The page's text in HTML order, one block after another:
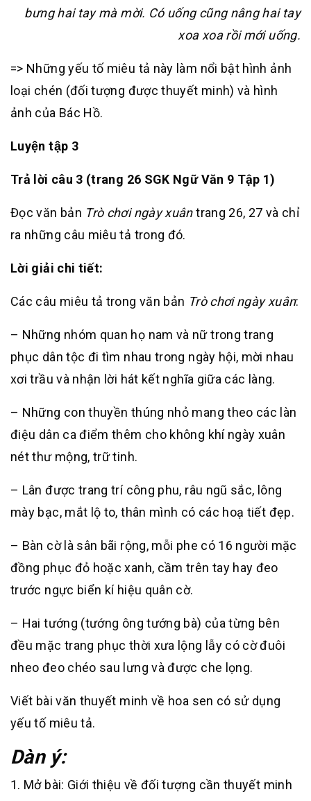
bưng hai tay mà mời. Có uống cũng nâng hai tay
xoa xoa rồi mới uống.
=> Những yếu tố miêu tả này làm nổi bật hình ảnh
loại chén (đối tượng được thuyết minh) và hình
ảnh của Bác Hồ.
Luyện tập 3
Trả lời câu 3 (trang 26 SGK Ngữ Văn 9 Tập 1)
Đọc văn bản Trò chơi ngày xuântrang 26, 27 và chỉ
ra những câu miêu tả trong đó.
Lời giải chi tiết:
Các câu miêu tả trong văn bản Trò chơi ngày xuân:
– Những nhóm quan họ nam và nữ trong trang
phục dân tộc đi tìm nhau trong ngày hội, mời nhau
xơi trầu và nhận lời hát kết nghĩa giữa các làng.
– Những con thuyền thúng nhỏ mang theo các làn
điệu dân ca điểm thêm cho không khí ngày xuân
nét thư mộng, trữ tinh.
– Lân được trang trí công phu, râu ngũ sắc, lông
mày bạc, mắt lộ to, thân mình có các hoạ tiết đẹp.
– Bàn cờ là sân bãi rộng, mỗi phe có 16 người mặc
đồng phục đỏ hoặc xanh, cầm trên tay hay đeo
trước ngực biển kí hiệu quân cờ.
– Hai tướng (tướng ông tướng bà) của từng bên
đều mặc trang phục thời xưa lộng lẫy có cờ đuôi
nheo đeo chéo sau lưng và được che lọng.
Viết bài văn thuyết minh về hoa sen có sử dụng
yếu tố miêu tả.
Dàn ý:
1. Mở bài: Giới thiệu về đối tượng cần thuyết minh